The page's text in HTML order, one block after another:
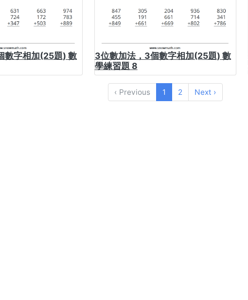
數字相加(25題) 數
3位數加法，3個數字相加(25題) 數
學練習題 8
‹ Previous 1 2 Next ›